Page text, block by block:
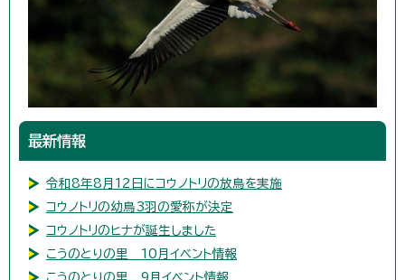
最新情報
令和8年8月12日にコウノトリの放鳥を実施
コウノトリの幼鳥3羽の愛称が決定
コウノトリのヒナが誕生しました
こうのとりの里 10月イベント情報
こうのとりの里 9月イベント情報